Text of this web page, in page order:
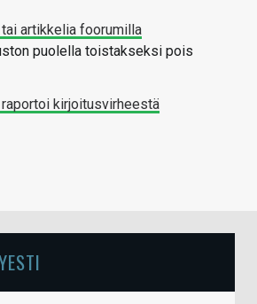
artikkelia foorumilla
puolella toistakseksi pois
kirjoitusvirheestä